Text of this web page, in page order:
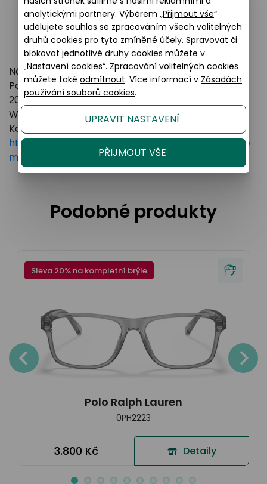
Název výrobce: LUXOTTICA GROUP
Poštovní adresa: Piazzale Luigi Cadorna 3 Milano,
20123 Italy
Webové stránky:https://www.essilorluxottica.com
Kontakt:
https://www.essilorluxottica.com/en/brands/custo
mer-care
Podobné produkty
Sleva 20% na kompletní brýle
Polo Ralph Lauren
0PH2223
3.800 Kč Detaily
analytickými partnery. Výběrem „Přijmout vše“
udělujete souhlas se zpracováním všech volitelných
druhů cookies pro tyto zmíněné účely. Spravovat či
blokovat jednotlivé druhy cookies můžete v
„Nastavení cookies“. Zpracování volitelných cookies
můžete také odmítnout. Více informací v Zásadách
používání souborů cookies.
UPRAVIT NASTAVENÍ
PŘIJMOUT VŠE